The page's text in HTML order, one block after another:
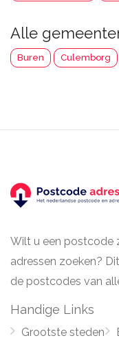
Alle
Buren Culemborg
Wilt u een postcode
adressen zoeken?
de postcodes van
Handige Links
Grootste steden